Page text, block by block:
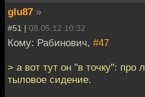
glu87 »
#51 | 08.05.12 10:32
Кому: Рабинович, #47
> а вот тут он "в точку": про
тыловое сидение.